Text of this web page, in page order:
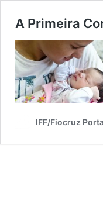
A Primeira
IFF/Fiocruz